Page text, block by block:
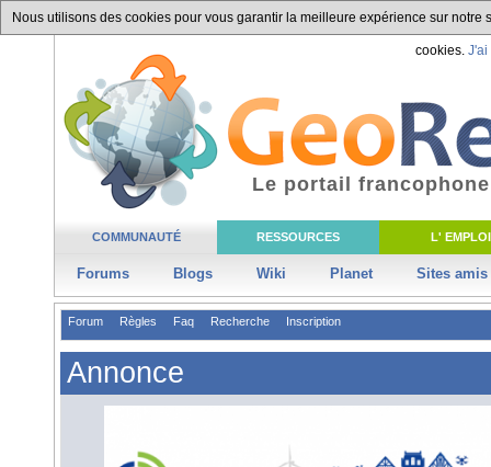
Nous utilisons des cookies pour vous garantir la meilleure expérience sur
cookies. J'ai
COMMUNAUTÉ RESSOURCES L' EMPLOI
Forums Blogs Wiki Planet Sites amis
Le portail
Forum Règles Faq Recherche Inscription
Annonce